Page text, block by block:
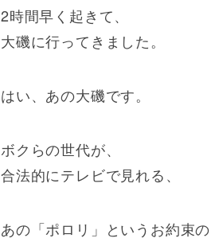
2時間早く起きて、
大磯に行ってきました。
はい、あの大磯です。
ボクらの世代が、
合法的にテレビで見れる、
あの「ポロリ」というお約束の